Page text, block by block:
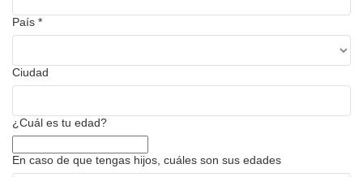
País *
Ciudad
¿Cuál es tu edad?
En caso de que tengas hijos, cuáles son sus edades